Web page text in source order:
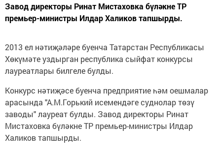
Завод директоры Ринат Мистаховка бүләкне ТР
премьер-министры Илдар Халиков тапшырды.
2013 ел нәтиҗәләре буенча Татарстан Республикасы
Хөкүмәте уздырган республика сыйфат конкурсы
лауреатлары билгеле булды.
Конкурс нәтиҗәсе буенча предприятие һәм оешмалар
арасында "А.М.Горький исемендәге суднолар төзү
заводы" лауреат булды. Завод директоры Ринат
Мистаховка бүләкне ТР премьер-министры Илдар
Халиков тапшырды.